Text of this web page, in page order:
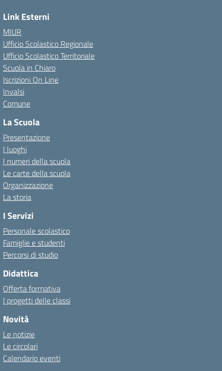
Link Esterni
MIUR
Ufficio Scolastico Regionale
Ufficio Scolastico Territoriale
Scuola in Chiaro
Iscrizioni On Line
Invalsi
Comune
La Scuola
Presentazione
I luoghi
I numeri della scuola
Le carte della scuola
Organizzazione
La storia
I Servizi
Personale scolastico
Famiglie e studenti
Percorsi di studio
Didattica
Offerta formativa
I progetti delle classi
Novità
Le notizie
Le circolari
Calendario eventi